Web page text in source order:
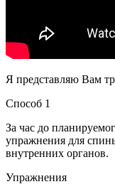
Я представляю Вам
Способ 1
За час до
упражнения для
внутренних органов.
Упражнения